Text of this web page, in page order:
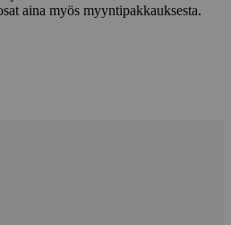
aina myös myyntipakkauksesta.